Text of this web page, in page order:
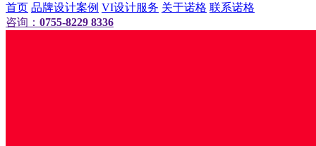
首页 品牌设计案例 VI设计服务 关于诺格 联系诺格
咨询： 0755-8229 8336